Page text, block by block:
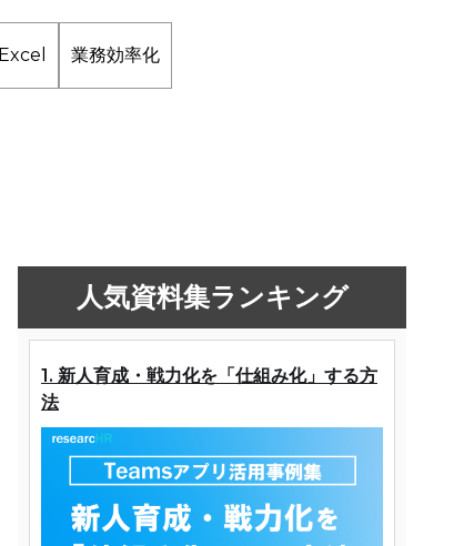
Excel 業務効率化
人気資料集ランキング
1. 新人育成・戦力化を「仕組み化」する方
法